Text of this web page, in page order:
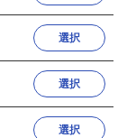
選択
選択
選択